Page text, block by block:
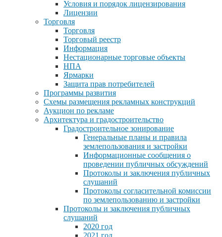
Условия и порядок лицензирования
Лицензии
Торговля
Торговля
Торговый реестр
Информация
Нестационарные торговые объекты
НПА
Ярмарки
Защита прав потребителей
Программы развития
Схемы размещения рекламных конструкций
Аукцион по рекламе
Архитектура и градостроительство
Градостроительное зонирование
Генеральные планы и правила
землепользования и застройки
Информационные сообщения о
проведении публичных обсуждений
Протоколы и заключения публичных
слушаний
Протоколы согласительной комиссии
по землепользованию и застройки
Протоколы и заключения публичных
слушаний
2020 год
2021 год